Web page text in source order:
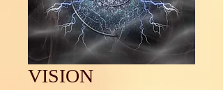
VISION